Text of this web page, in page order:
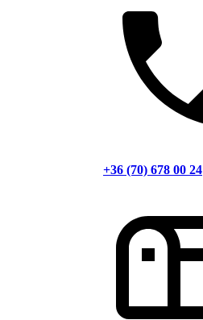
+36 (70) 678 00 24